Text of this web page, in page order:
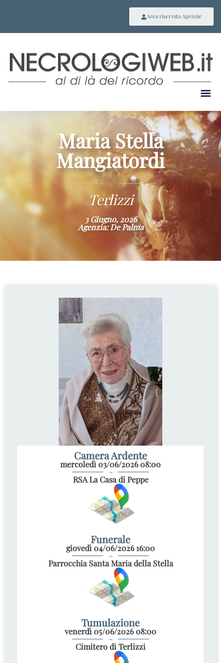
Area riservata Agenzie
Maria Stella
Mangiatordi
~
Terlizzi
3 Giugno, 2026
Agenzia: De Palma
Camera Ardente
mercoledì 03/06/2026 08:00
~
RSA La Casa di Peppe
Funerale
giovedì 04/06/2026 16:00
~
Parrocchia Santa Maria della Stella
Tumulazione
venerdì 05/06/2026 08:00
~
Cimitero di Terlizzi